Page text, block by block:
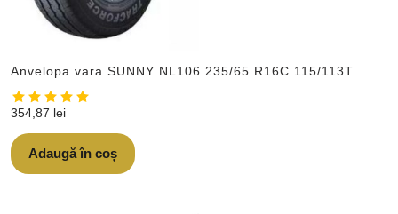
Anvelopa vara SUNNY NL106 235/65 R16C 115/113T
354,87 lei
Adaugă în coș